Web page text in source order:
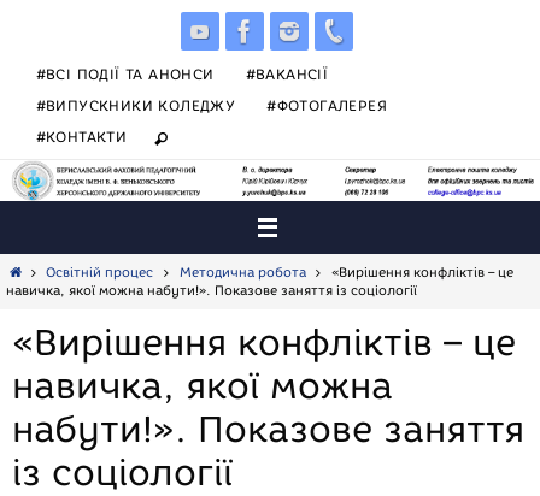
#ВСІ ПОДІЇ ТА АНОНСИ
#ВАКАНСІЇ
#ВИПУСКНИКИ КОЛЕДЖУ
#ФОТОГАЛЕРЕЯ
#КОНТАКТИ
HomeОсвітній процес Методична робота
«Вирішення конфліктів – це
навичка, якої можна набути!». Показове заняття із соціології
«Вирішення конфліктів – це
навичка, якої можна
набути!». Показове заняття
із соціології